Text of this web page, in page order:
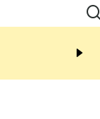
de coups,